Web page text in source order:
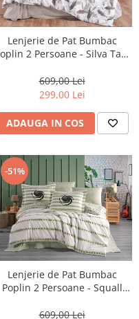
Lenjerie de Pat Bumbac
2 Persoane - Silva Tas-
609,00 Lei
299,00 Lei
ADAUGA IN COS
-51%
Lenjerie de Pat Bumbac
Poplin 2 Persoane - Squall
609,00 Lei